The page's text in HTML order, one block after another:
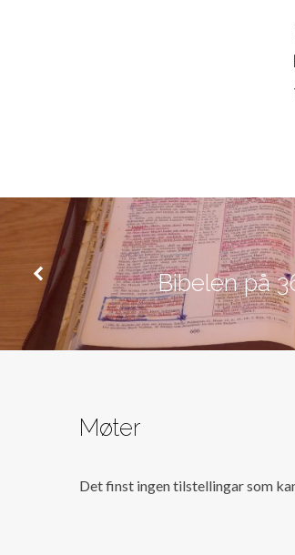
Bibelen på
Møter
Det finst ingen tilstellingar som